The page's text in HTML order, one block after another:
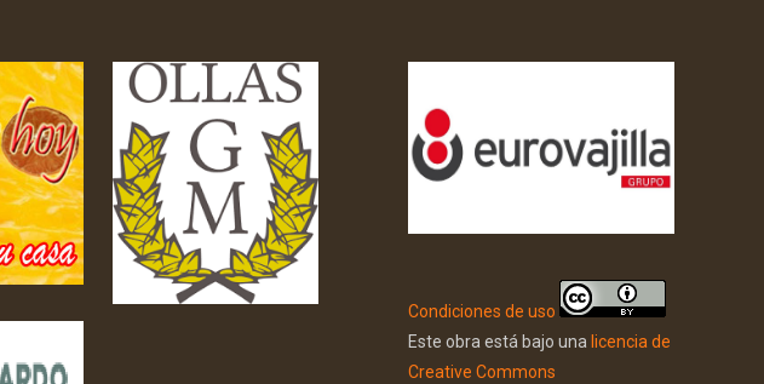
Condiciones de uso
Este obra está bajo una licencia de
Creative Commons